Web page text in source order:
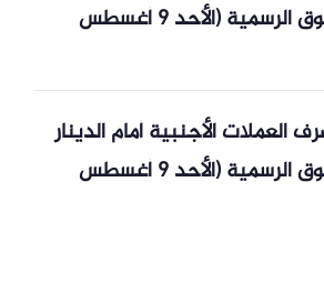
في السوق الرسمية (الأحد 9 أغسطس
العملات الأجنبية أمام الدينار
في السوق الرسمية (الأحد 9 أغسطس